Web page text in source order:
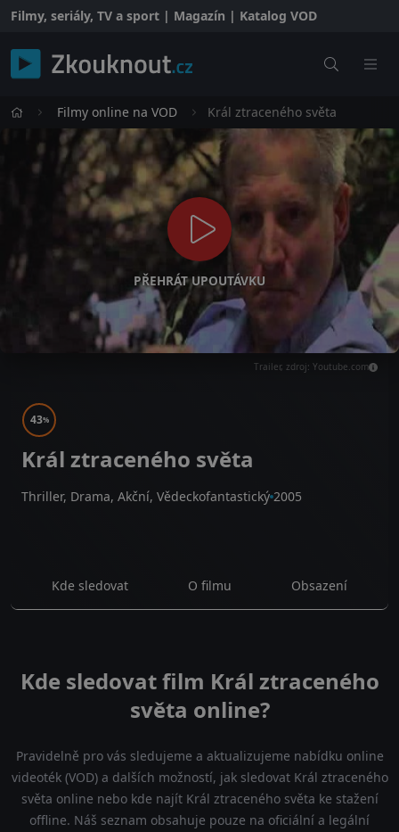
Filmy, seriály, TV a sport | Magazín | Katalog VOD
Filmy online na VOD Král ztraceného světa
PŘEHRÁT UPOUTÁVKU
Trailer, zdroj: Youtube.com
43%
Král ztraceného světa
Thriller, Drama, Akční, Vědeckofantastický 2005
Kde sledovat O filmu Obsazení
Kde sledovat film Král ztraceného
světa online?
Pravidelně pro vás sledujeme a aktualizujeme nabídku online
videoték (VOD) a dalších možností, jak sledovat Král ztraceného
světa online nebo kde najít Král ztraceného světa ke stažení
offline. Náš seznam obsahuje pouze na oficiální a legální